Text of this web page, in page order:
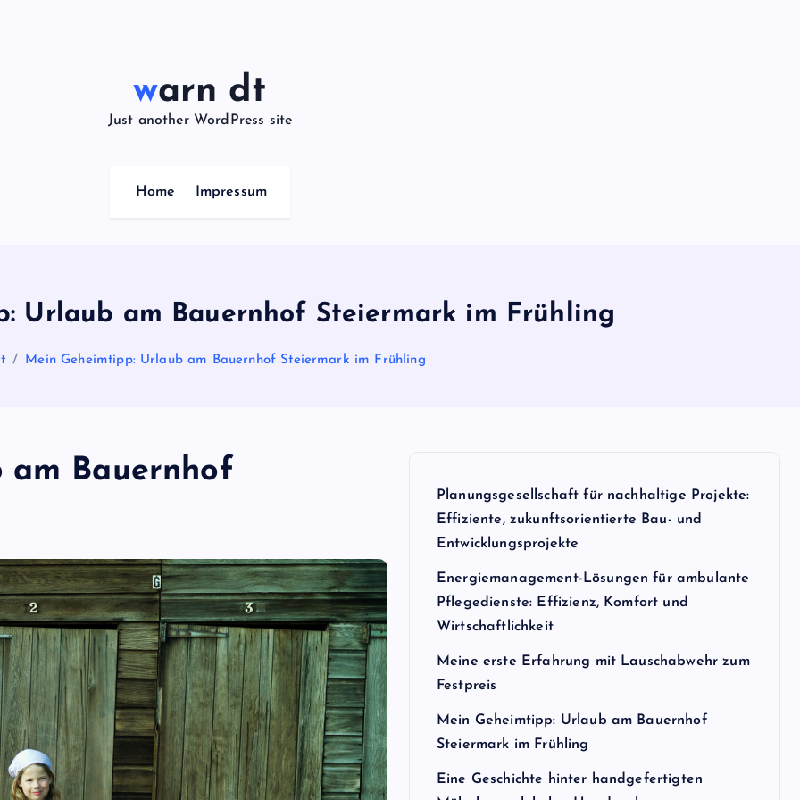
warn dt
Just another WordPress site
Home Impressum
Urlaub am Bauernhof Steiermark im Frühling
Mein Geheimtipp: Urlaub am Bauernhof Steiermark im Frühling
am Bauernhof
Planungsgesellschaft für nachhaltige Projekte:
Effiziente, zukunftsorientierte Bau- und
Entwicklungsprojekte
Energiemanagement-Lösungen für ambulante
Pflegedienste: Effizienz, Komfort und
Wirtschaftlichkeit
Meine erste Erfahrung mit Lauschabwehr zum
Festpreis
Mein Geheimtipp: Urlaub am Bauernhof
Steiermark im Frühling
Eine Geschichte hinter handgefertigten